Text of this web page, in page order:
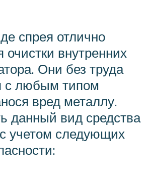
спрея отлично
очистки внутренних
Они без труда
с любым типом
вред металлу.
данный вид средства
учетом следующих